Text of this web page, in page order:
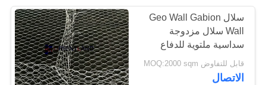
شبكة الأسلاك
المنسوجة
15
سلال Geo Wall Gabion
Wall سلال مزدوجة
سداسية ملتوية للدفاع
الساحلي
قابل للتفاوض MOQ:2000 sqm
الاتصال